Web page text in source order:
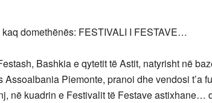
domethënës: FESTIVALI I FESTAVE…
Bashkia e qytetit të Astit, natyrisht në
Piemonte, pranoi dhe vendosi t’a
në kuadrin e Festivalit të Festave astixhane…